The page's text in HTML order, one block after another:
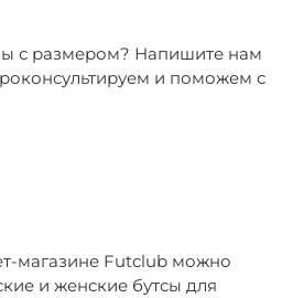
с размером? Напишите нам
и поможем с
магазине Futclub можно
и женские бутсы для